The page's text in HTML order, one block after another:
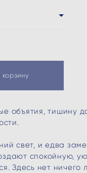
корзину
объятия, тишину
свет, и едва
спокойную,
Здесь нет ничего